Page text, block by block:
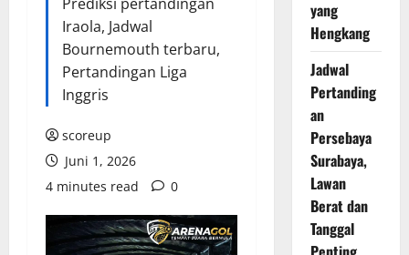
Iraola, Jadwal
Bournemouth terbaru,
Pertandingan Liga
Inggris
scoreup
Juni 1, 2026
4 minutes read
0
yang
Hengkang
Jadwal
Pertanding
an
Persebaya
Surabaya,
Lawan
Berat dan
Tanggal